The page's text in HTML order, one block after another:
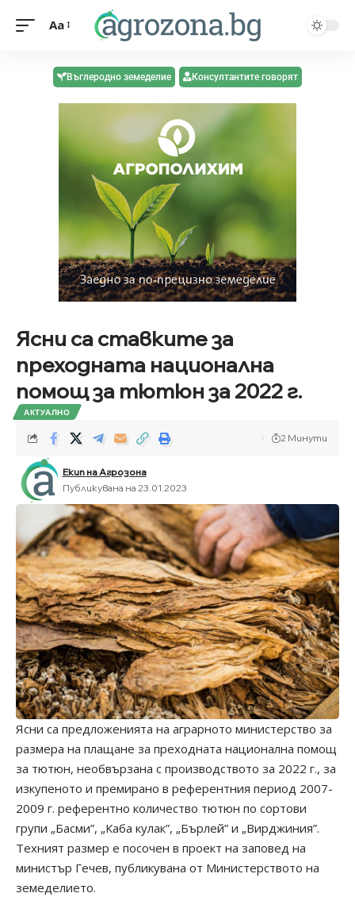
Aa
Въглеродно земеделие Консултантите говорят
Ясни са ставките за
преходната национална
помощ за тютюн за 2022 г.
АКТУАЛНО
Екип на Агрозона
Публикувана на 23.01.2023
2 Минути
Ясни са предложенията на аграрното министерство за
размера на плащане за преходната национална помощ
за тютюн, необвързана с производството за 2022 г., за
изкупеното и премирано в референтния период 2007-
2009 г. референтно количество тютюн по сортови
групи „Басми”, „Каба кулак”, „Бърлей” и „Вирджиния”.
Техният размер е посочен в проект на заповед на
министър Гечев, публикувана от Министерството на
земеделието.